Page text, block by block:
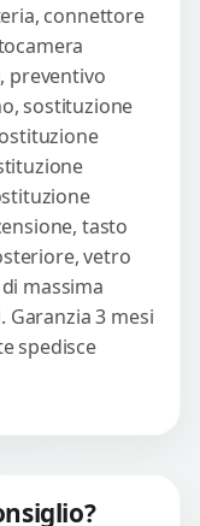
connettore
preventivo
sostituzione
tasto
vetro
massima
3 mesi
spedisce